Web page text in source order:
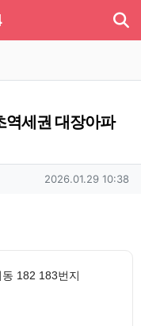
역세권 대장아파
작성일
2026.01.29 10:38
182 183번지